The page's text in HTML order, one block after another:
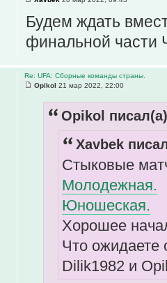
Будем ждать
финальной части
Re: UFA: Сборные команды страны.
Opikol 21 мар 2022, 22:00
Opikol
Xavbek
Стыковые
Молодежная.
Юношеская.
Хорошее
Что ожидаете
Dilik1982 и